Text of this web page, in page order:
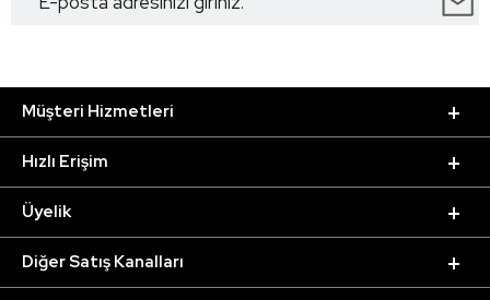
Müşteri Hizmetleri
Hızlı Erişim
Üyelik
Diğer Satış Kanalları